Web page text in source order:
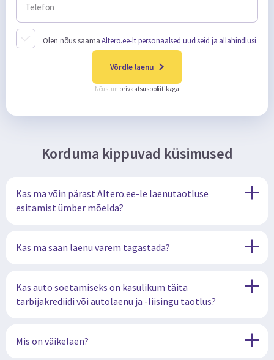
Telefon
Olen nõus saamaAltero.ee-lt personaalsed uudiseid ja allahindlusi.
Võrdle laenu
Nõustun privaatsuspoliitikaga
Korduma kippuvad küsimused
Kas ma võin pärast Altero.ee-le laenutaotluse
esitamist ümber mõelda?
Kas ma saan laenu varem tagastada?
Kas auto soetamiseks on kasulikum täita
tarbijakrediidi või autolaenu ja -liisingu taotlus?
Mis on väikelaen?